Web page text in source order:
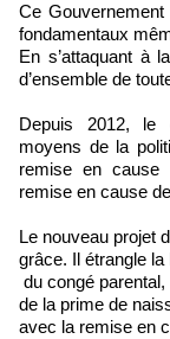
Ce
fondamentaux
En s’attaquant à
d’ensemble de
Depuis 2012, le
moyens de la
remise en cause
remise en cause
Le nouveau projet
grâce. Il étrangle
du congé parental,
de la prime de
avec la remise en